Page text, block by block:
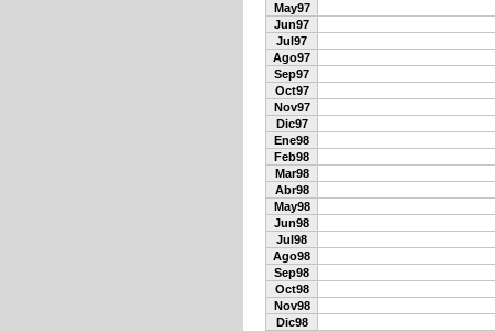
May97
Jun97
Jul97
Ago97
Sep97
Oct97
Nov97
Dic97
Ene98
Feb98
Mar98
Abr98
May98
Jun98
Jul98
Ago98
Sep98
Oct98
Nov98
Dic98